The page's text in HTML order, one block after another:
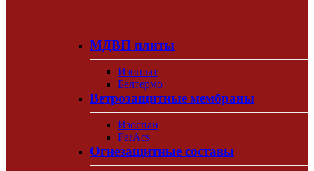
МДВП плиты
Изоплат
Белтермо
Ветрозащитные мембраны
Изоспан
FarAcs
Огнезащитные составы